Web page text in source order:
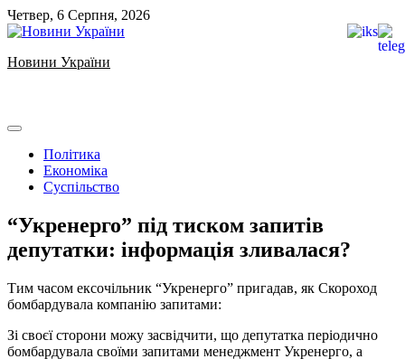
Skip
to
Четвер, 6 Серпня, 2026
Новини України
Політика
Економіка
Суспільство
“Укренерго” під тиском запитів
депутатки: інформація зливалася?
Тим часом ексочільник “Укренерго” пригадав, як Скороход
бомбардувала компанію запитами:
Зі своєї сторони можу засвідчити, що депутатка періодично
бомбардувала своїми запитами менеджмент Укренерго, а